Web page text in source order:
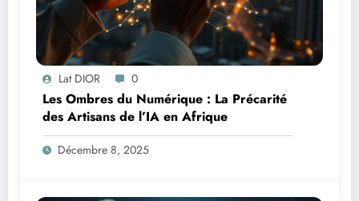
Lat DIOR 0
Les Ombres du Numérique : La Précarité
des Artisans de l’IA en Afrique
Décembre 8, 2025